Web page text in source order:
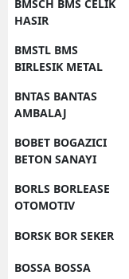
BMSCH BMS CELIK
HASIR
BMSTL BMS
BIRLESIK METAL
BNTAS BANTAS
AMBALAJ
BOBET BOGAZICI
BETON SANAYI
BORLS BORLEASE
OTOMOTIV
BORSK BOR SEKER
BOSSA BOSSA